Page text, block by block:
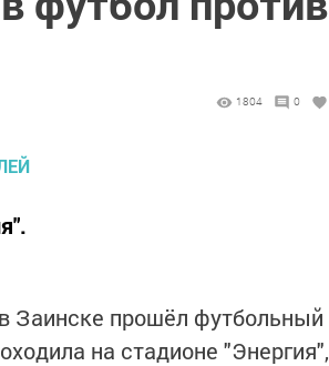
1804 0
Заинске прошёл футбольный
на стадионе "Энергия",